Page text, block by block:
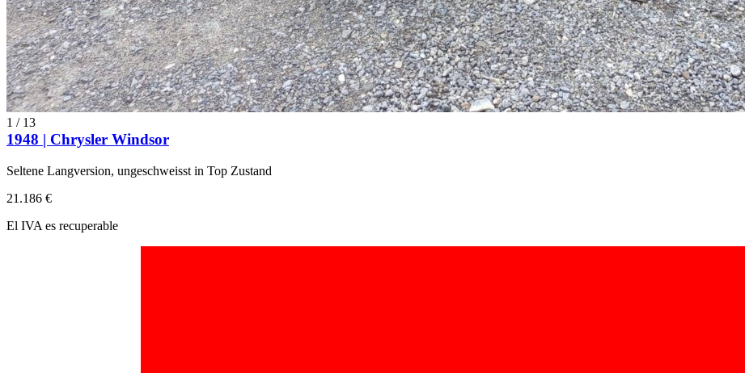
1 / 13
1948 | Chrysler Windsor
Seltene Langversion, ungeschweisst in Top Zustand
21.186 €
El IVA es recuperable